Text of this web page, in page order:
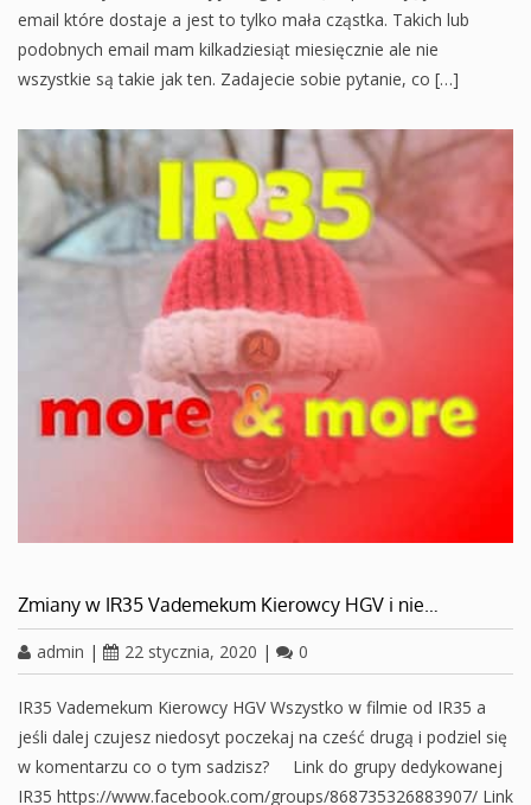
email które dostaje a jest to tylko mała cząstka. Takich lub
podobnych email mam kilkadziesiąt miesięcznie ale nie
wszystkie są takie jak ten. Zadajecie sobie pytanie, co […]
Zmiany w IR35 Vademekum Kierowcy HGV i nie…
admin | 22 stycznia, 2020 | 0
IR35 Vademekum Kierowcy HGV Wszystko w filmie od IR35 a
jeśli dalej czujesz niedosyt poczekaj na cześć drugą i podziel się
w komentarzu co o tym sadzisz? Link do grupy dedykowanej
IR35 https://www.facebook.com/groups/868735326883907/ Link